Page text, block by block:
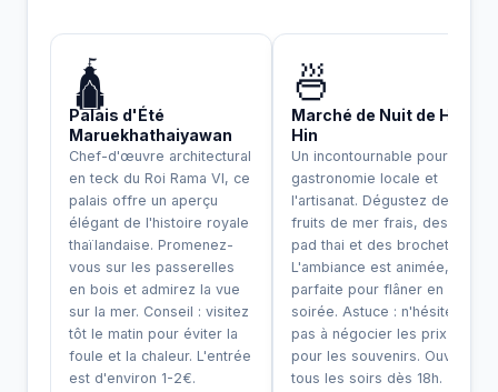
🛕
Palais d'Été
Maruekhathaiyawan
Chef-d'œuvre architectural
en teck du Roi Rama VI, ce
palais offre un aperçu
élégant de l'histoire royale
thaïlandaise. Promenez-
vous sur les passerelles
en bois et admirez la vue
sur la mer. Conseil : visitez
tôt le matin pour éviter la
foule et la chaleur. L'entrée
est d'environ 1-2€.
🍜
Marché de Nuit de Hua
Hin
Un incontournable pour la
gastronomie locale et
l'artisanat. Dégustez des
fruits de mer frais, des
pad thai et des brochettes.
L'ambiance est animée,
parfaite pour flâner en
soirée. Astuce : n'hésitez
pas à négocier les prix
pour les souvenirs. Ouvert
tous les soirs dès 18h.